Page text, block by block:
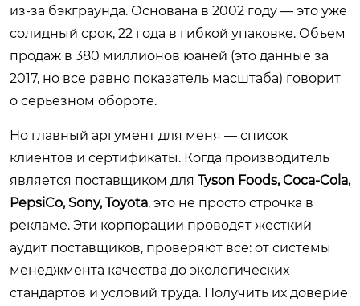
из-за бэкграунда. Основана в 2002 году — это уже
солидный срок, 22 года в гибкой упаковке. Объем
продаж в 380 миллионов юаней (это данные за
2017, но все равно показатель масштаба) говорит
о серьезном обороте.
Но главный аргумент для меня — список
клиентов и сертификаты. Когда производитель
является поставщиком для Tyson Foods, Coca-Cola,
PepsiCo, Sony, Toyota, это не просто строчка в
рекламе. Эти корпорации проводят жесткий
аудит поставщиков, проверяют все: от системы
менеджмента качества до экологических
стандартов и условий труда. Получить их доверие